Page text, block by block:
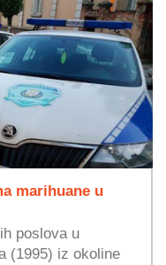
marihuane u
poslova u
(1995) iz okoline